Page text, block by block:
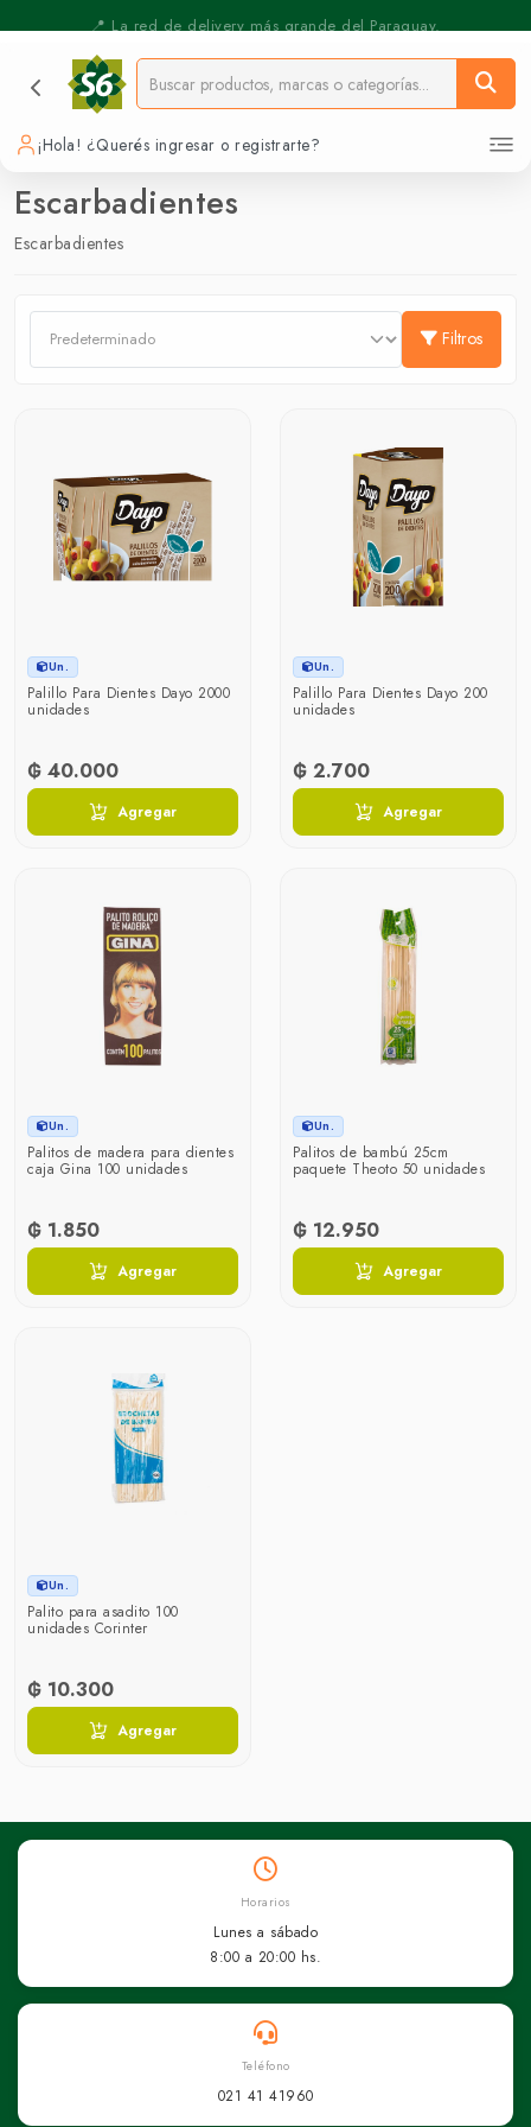
📍 La red de delivery más grande del Paraguay.
⚡️ Pickup Express - Retirás en 30 min.
¡Hola! ¿Querés ingresar o registrarte?
Escarbadientes
Escarbadientes
Filtros
Un.
Palillo Para Dientes Dayo 2000
unidades
₲ 40.000
Agregar
Un.
Palillo Para Dientes Dayo 200
unidades
₲ 2.700
Agregar
Un.
Palitos de madera para dientes
caja Gina 100 unidades
₲ 1.850
Agregar
Un.
Palitos de bambú 25cm
paquete Theoto 50 unidades
₲ 12.950
Agregar
Un.
Palito para asadito 100
unidades Corinter
₲ 10.300
Agregar
Horarios
Lunes a sábado
8:00 a 20:00 hs.
Teléfono
021 41 41960